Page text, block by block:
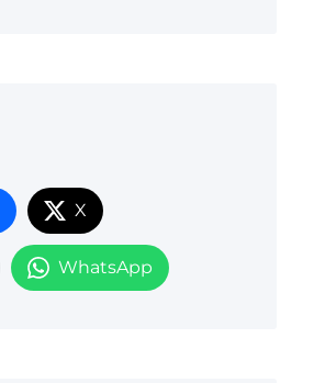
X
WhatsApp